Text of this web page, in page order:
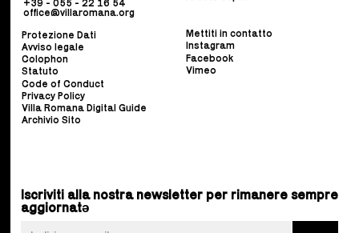
+39 - 055 - 22 16 54
office@villaromana.org
Protezione Dati
Avviso legale
Colophon
Statuto
Code of Conduct
Privacy Policy
Villa Romana Digital Guide
Archivio Sito
Mettiti in contatto
Instagram
Facebook
Vimeo
Iscriviti alla nostra newsletter per rimanere sempre
aggiornatə